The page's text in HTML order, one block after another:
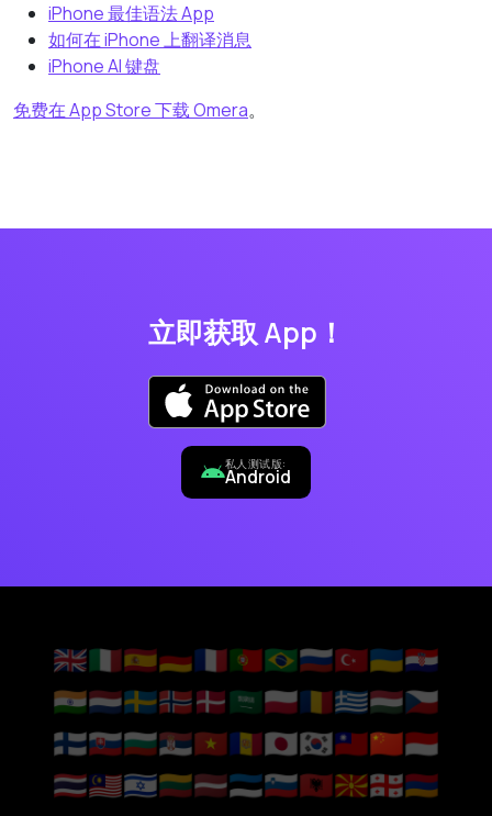
iPhone 最佳语法 App
如何在 iPhone 上翻译消息
iPhone AI 键盘
免费在 App Store 下载 Omera。
立即获取 App！
私人测试版:
Android
🇬🇧🇮🇹🇪🇸🇩🇪🇫🇷🇵🇹🇧🇷🇷🇺🇹🇷🇺🇦🇭🇷
🇮🇳🇳🇱🇸🇪🇳🇴🇩🇰🇸🇦🇵🇱🇷🇴🇬🇷🇭🇺🇨🇿
🇫🇮🇸🇰🇧🇬🇷🇸🇻🇳🇦🇩🇯🇵🇰🇷🇹🇼🇨🇳🇮🇩
🇹🇭🇲🇾🇮🇱🇱🇹🇱🇻🇪🇪🇸🇮🇦🇱🇲🇰🇬🇪🇦🇲